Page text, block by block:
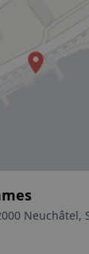
Neuchâtel,